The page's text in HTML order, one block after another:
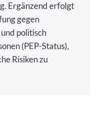
Ergänzend erfolgt
gegen
politisch
(PEP-Status),
Risiken zu